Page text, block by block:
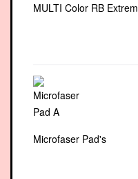
MULTI Color RB Extrem
Microfaser Pad's